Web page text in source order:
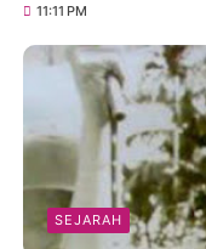
11:11 PM
SEJARAH